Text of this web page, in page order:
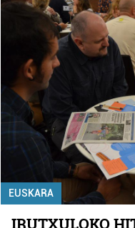
EUSKARA
IRUTXULOKO